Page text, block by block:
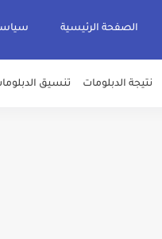
الصفحة الرئيسية
نتيجة الدبلومات تنسيق